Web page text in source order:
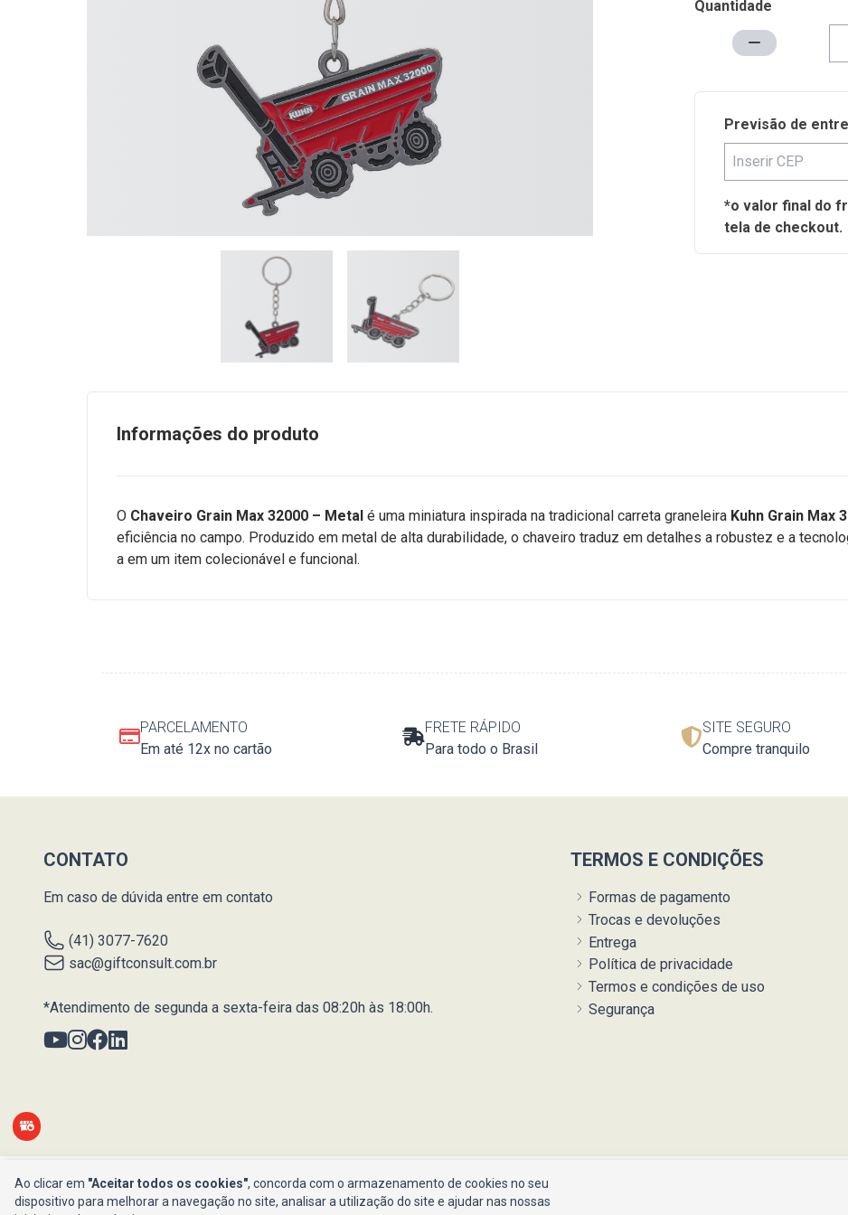
Quantidade
Previsão de
*o valor final do
tela de checkout.
Informações do produto
O Chaveiro Grain Max 32000 – Metal é uma miniatura inspirada na tradicional carreta graneleira Kuhn Grain Max
eficiência no campo. Produzido em metal de alta durabilidade, o chaveiro traduz em detalhes a robustez e a
a em um item colecionável e funcional.
PARCELAMENTO
Em até 12x no cartão
FRETE RÁPIDO
Para todo o Brasil
SITE SEGURO
Compre tranquilo
CONTATO
Em caso de dúvida entre em contato
(41) 3077-7620
sac@giftconsult.com.br
*Atendimento de segunda a sexta-feira das 08:20h às 18:00h.
TERMOS E CONDIÇÕES
Formas de pagamento
Trocas e devoluções
Entrega
Política de privacidade
Termos e condições de uso
Segurança
Ao clicar em "Aceitar todos os cookies", concorda com o armazenamento de cookies no seu
dispositivo para melhorar a navegação no site, analisar a utilização do site e ajudar nas nossas